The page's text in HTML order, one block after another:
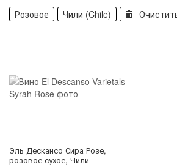
Розовое Чили (Chile)
Эль Дескансо Сира Розе,
розовое сухое, Чили